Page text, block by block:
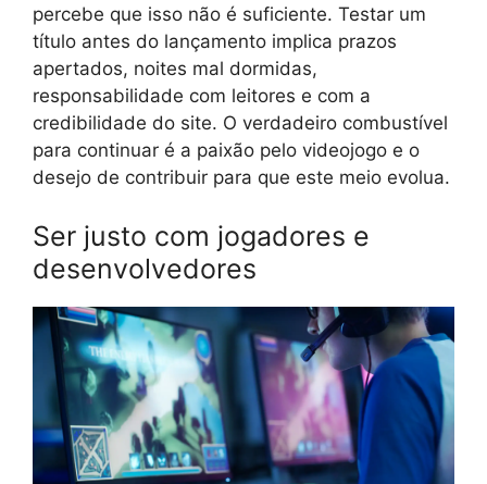
percebe que isso não é suficiente. Testar um
título antes do lançamento implica prazos
apertados, noites mal dormidas,
responsabilidade com leitores e com a
credibilidade do site. O verdadeiro combustível
para continuar é a paixão pelo videojogo e o
desejo de contribuir para que este meio evolua.
Ser justo com jogadores e
desenvolvedores